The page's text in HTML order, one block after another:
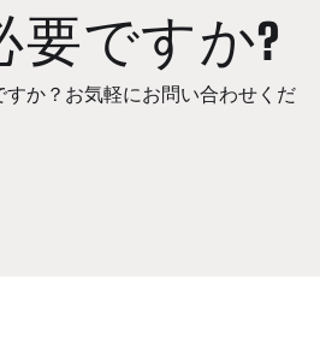
要ですか?
すか？お気軽にお問い合わせくだ